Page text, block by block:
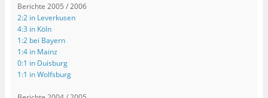
Berichte 2005 / 2006
2:2 in Leverkusen
4:3 in Köln
1:2 bei Bayern
1:4 in Mainz
0:1 in Duisburg
1:1 in Wolfsburg